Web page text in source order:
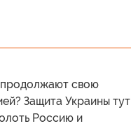
продолжают свою
Защита Украины тут
Россию и